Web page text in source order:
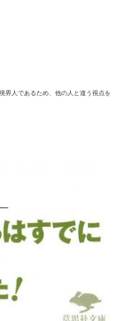
界人であるため、他の人と違う視点を